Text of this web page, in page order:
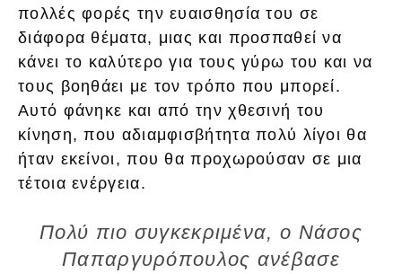
πολλές φορές την ευαισθησία του σε
διάφορα θέματα, μιας και προσπαθεί να
κάνει το καλύτερο για τους γύρω του και να
τους βοηθάει με τον τρόπο που μπορεί.
Αυτό φάνηκε και από την χθεσινή του
κίνηση, που αδιαμφισβήτητα πολύ λίγοι θα
ήταν εκείνοι, που θα προχωρούσαν σε μια
τέτοια ενέργεια.
Πολύ πιο συγκεκριμένα, ο Νάσος
Παπαργυρόπουλος ανέβασε